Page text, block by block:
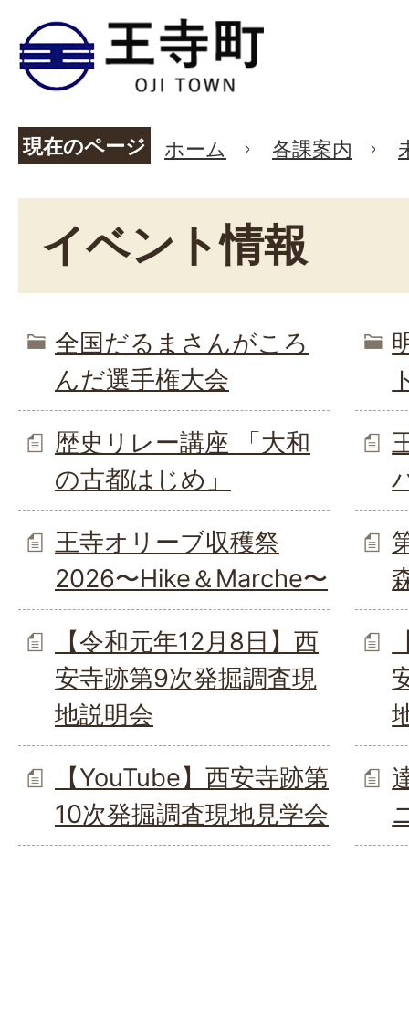
現在のページ ホーム 各課案内
イベント情報
全国だるまさんがころ
んだ選手権大会
歴史リレー講座 「大和
の古都はじめ」
王寺オリーブ収穫祭
2026〜Hike＆Marche〜
【令和元年12月8日】西
安寺跡第9次発掘調査現
地説明会
【YouTube】西安寺跡第
10次発掘調査現地見学会